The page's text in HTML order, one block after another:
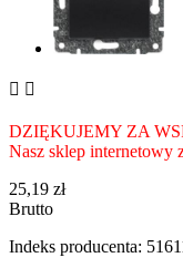
 
DZIĘKUJEMY ZA
Nasz sklep internetowy
25,19 zł
Brutto
Indeks producenta: